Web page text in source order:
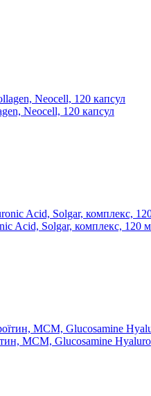
Neocell, 120 капсул
Acid, Solgar, комплекс, 120
МСМ, Glucosamine